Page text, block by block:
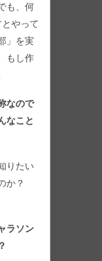
も、何
やって
」を実
もし作
なので
なこと
りたい
か？
ラソン